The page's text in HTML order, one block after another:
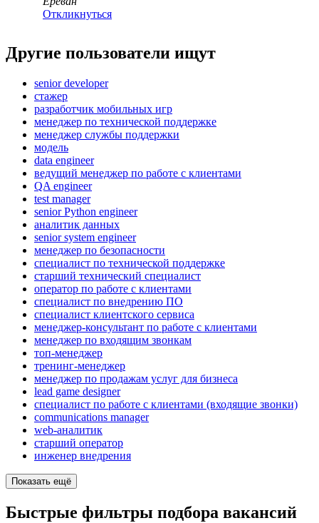
Откликнуться
Другие пользователи ищут
senior developer
стажер
разработчик мобильных игр
менеджер по технической поддержке
менеджер службы поддержки
модель
data engineer
ведущий менеджер по работе с клиентами
QA engineer
test manager
senior Python engineer
аналитик данных
senior system engineer
менеджер по безопасности
специалист по технической поддержке
старший технический специалист
оператор по работе с клиентами
специалист по внедрению ПО
специалист клиентского сервиса
менеджер-консультант по работе с клиентами
менеджер по входящим звонкам
топ-менеджер
тренинг-менеджер
менеджер по продажам услуг для бизнеса
lead game designer
специалист по работе с клиентами (входящие звонки)
communications manager
web-аналитик
старший оператор
инженер внедрения
Показать ещё
Быстрые фильтры подбора вакансий